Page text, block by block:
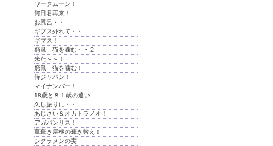
ワークムーン！
何日君再来！
お風呂・・
ギブス外れて・・
ギブス！
窮鼠 猫を噛む・・２
来た～～！
窮鼠 猫を噛む！
侍ジャパン！
マイナンバー！
18歳と８１歳の違い
久し振りに・・
あじさい＆オカトラノオ！
アガパンサス！
葦葺き屋根の葺き替え！
シクラメンの実